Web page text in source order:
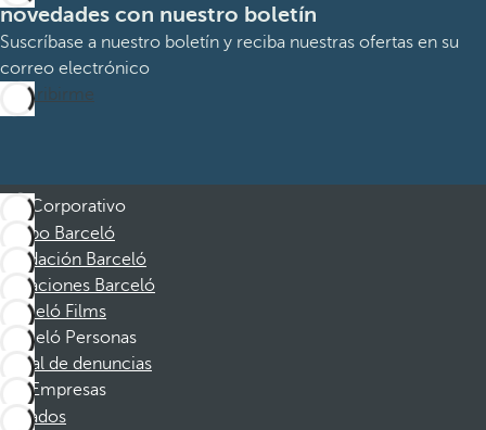
novedades con nuestro boletín
Suscríbase a nuestro boletín y reciba nuestras ofertas en su
correo electrónico
Suscribirme
Corporativo
Grupo Barceló
Fundación Barceló
Vacaciones Barceló
Barceló Films
Barceló Personas
Canal de denuncias
Empresas
Afiliados